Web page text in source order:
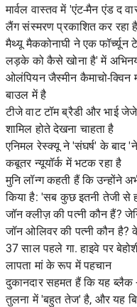
मार्वल वास्तव में 'एंट-मैन एंड द
लैंग संस्मरण प्रकाशित कर रहा है
मैथ्यू मैककोनाघी ने एक फॉर्च्यून
लड़के को कैसे खोना है' में
ओलंपियन जैस्मीन कैमाचो-क्विन
बाउल में है
टीजे वाट टॉम ब्रैडी और भाई
शामिल होते देखना चाहता है
एनिमल रेस्क्यू ने 'संघर्ष' के बाद
कबूतर न्यूयॉर्क में भटक रहा है
मुनि लॉन्ग कहती हैं कि उन्होंने
किया है: 'सब कुछ इतनी तेजी से
जॉन क्लीज़ की पत्नी कौन हैं?
जॉन ओलिवर की पत्नी कौन है?
37 साल पहले गा. हाइवे पर
लापता मां के रूप में पहचान
दुकानदार सहमत हैं कि यह ब्लैक
तुलना में 'बहुत तेज' है, और यह